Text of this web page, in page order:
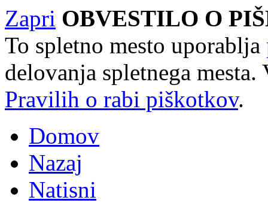
Zapri OBVESTILO O
To spletno mesto uporablja
delovanja spletnega
Pravilih o rabi piškotkov.
Domov
Nazaj
Natisni